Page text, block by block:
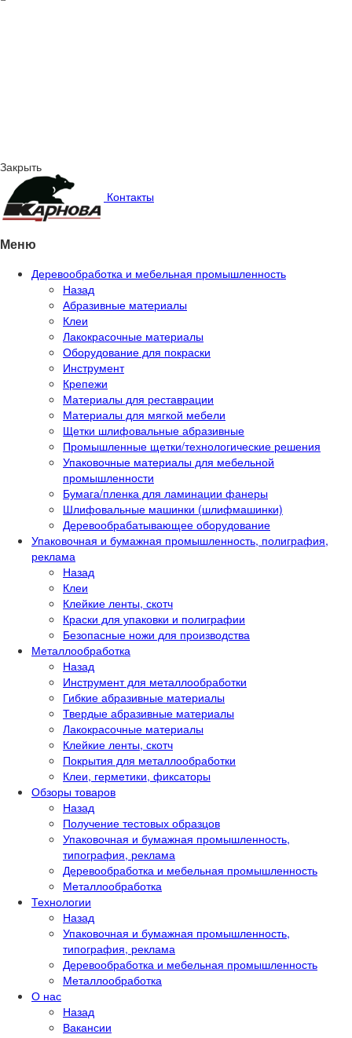
Закрыть
Контакты
Меню
Деревообработка и мебельная промышленность
Назад
Абразивные материалы
Клеи
Лакокрасочные материалы
Оборудование для покраски
Инструмент
Крепежи
Материалы для реставрации
Материалы для мягкой мебели
Щетки шлифовальные абразивные
Промышленные щетки/технологические решения
Упаковочные материалы для мебельной
промышленности
Бумага/пленка для ламинации фанеры
Шлифовальные машинки (шлифмашинки)
Деревообрабатывающее оборудование
Упаковочная и бумажная промышленность, полиграфия,
реклама
Назад
Клеи
Клейкие ленты, скотч
Краски для упаковки и полиграфии
Безопасные ножи для производства
Металлообработка
Назад
Инструмент для металлообработки
Гибкие абразивные материалы
Твердые абразивные материалы
Лакокрасочные материалы
Клейкие ленты, скотч
Покрытия для металлообработки
Клеи, герметики, фиксаторы
Обзоры товаров
Назад
Получение тестовых образцов
Упаковочная и бумажная промышленность,
типография, реклама
Деревообработка и мебельная промышленность
Металлообработка
Технологии
Назад
Упаковочная и бумажная промышленность,
типография, реклама
Деревообработка и мебельная промышленность
Металлообработка
О нас
Назад
Вакансии